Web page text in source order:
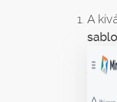
A